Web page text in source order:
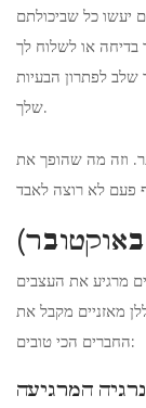
כל שביכולתם
בדיחה או לשלוח לך
לפתרון הבעיות
שלך.
וזה מה שהופך את
מרגיע את העצבים
מאזניים מקבל את
החברים הכי טובים:
המרגיעה